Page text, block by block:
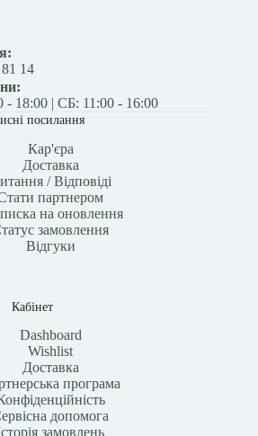
14
18:00 | СБ: 11:00 - 16:00
посилання
Кар'єра
Доставка
/ Відповіді
партнером
на оновлення
замовлення
Відгуки
Кабінет
Dashboard
Wishlist
Доставка
програма
допомога
замовлень